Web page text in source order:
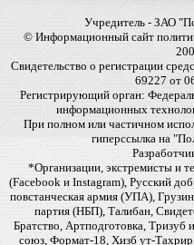
Учредитель - ЗАО
© Информационный сайт
Свидетельство о регистрации
69227 от
Регистрирующий орган:
информационных
При полном или частичном
гиперссылка на
*Организации, экстремисты и
(Facebook и Instagram), Русский
повстанческая армия (УПА),
партия (НБП), Талибан,
Братство, Артподготовка,
союз, Формат-18, Хизб ут-